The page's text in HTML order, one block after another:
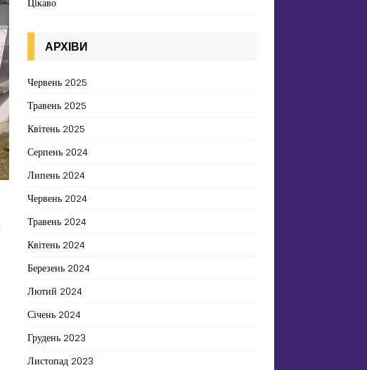
АРХІВИ
Червень 2025
Травень 2025
Квітень 2025
Серпень 2024
Липень 2024
Червень 2024
Травень 2024
Квітень 2024
Березень 2024
Лютий 2024
Січень 2024
Грудень 2023
Листопад 2023